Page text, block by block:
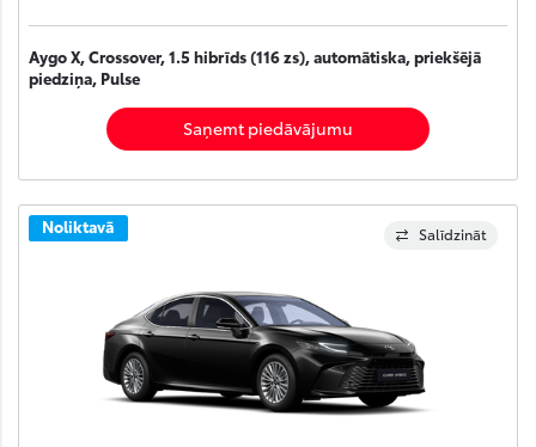
Aygo X, Crossover, 1.5 hibrīds (116 zs), automātiska, priekšējā
piedziņa, Pulse
Saņemt piedāvājumu
Salīdzināt
Noliktavā